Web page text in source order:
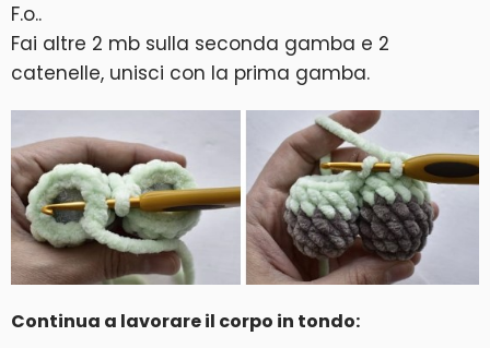
F.o..
Fai altre 2 mb sulla seconda gamba e 2
catenelle, unisci con la prima gamba.
Continua a lavorare il corpo in tondo: